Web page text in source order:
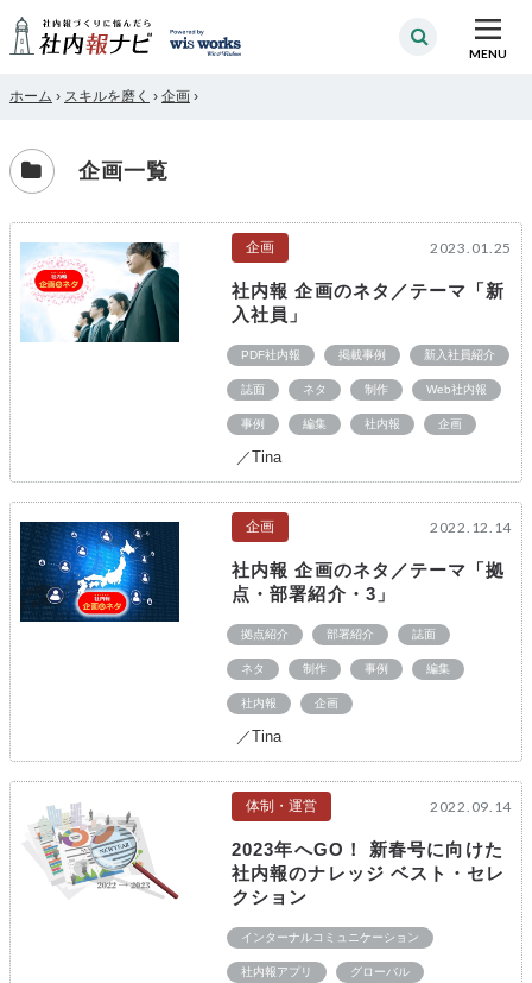
MENU
ホーム › スキルを磨く › 企画 ›
企画一覧
企画 2023.01.25
社内報 企画のネタ／テーマ「新
入社員」
PDF社内報 掲載事例 新入社員紹介
誌面 ネタ 制作 Web社内報
事例 編集 社内報 企画
／Tina
企画 2022.12.14
社内報 企画のネタ／テーマ「拠
点・部署紹介・3」
拠点紹介 部署紹介 誌面
ネタ 制作 事例 編集
社内報 企画
／Tina
体制・運営 2022.09.14
2023年へGO！ 新春号に向けた
社内報のナレッジ ベスト・セレ
クション
インターナルコミュニケーション
社内報アプリ グローバル